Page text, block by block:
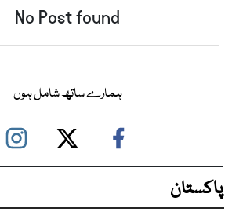
No Post found
ہمارے ساتھ شامل ہوں
پاکستان